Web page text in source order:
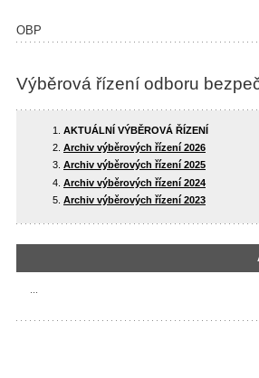
OBP
Výběrová řízení odboru
AKTUÁLNÍ VÝBĚROVÁ ŘÍZENÍ
Archiv výběrových řízení 2026
Archiv výběrových řízení 2025
Archiv výběrových řízení 2024
Archiv výběrových řízení 2023